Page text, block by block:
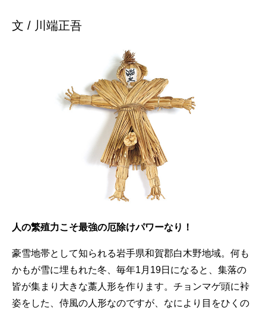
文 / 川端正吾
人の繁殖力こそ最強の厄除けパワーなり！
豪雪地帯として知られる岩手県和賀郡白木野地域。何も
かもが雪に埋もれた冬、毎年1月19日になると、集落の
皆が集まり大きな藁人形を作ります。チョンマゲ頭に裃
姿をした、侍風の人形なのですが、なにより目をひくの